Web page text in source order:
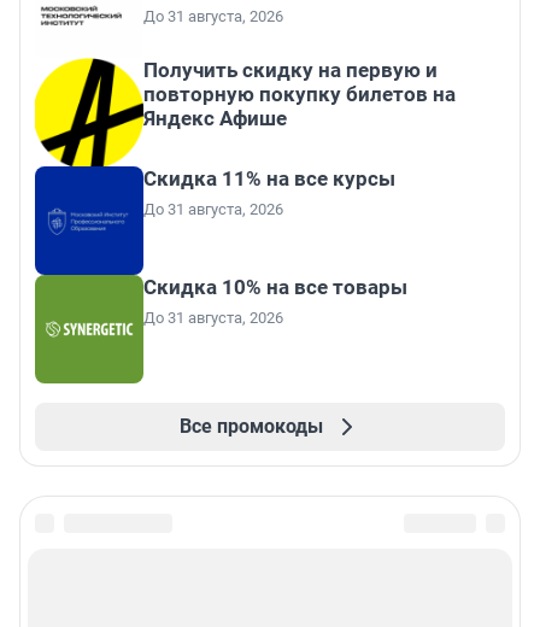
До 31 августа, 2026
Получить скидку на первую и
повторную покупку билетов на
Яндекс Афише
Скидка 11% на все курсы
До 31 августа, 2026
Скидка 10% на все товары
До 31 августа, 2026
Все промокоды